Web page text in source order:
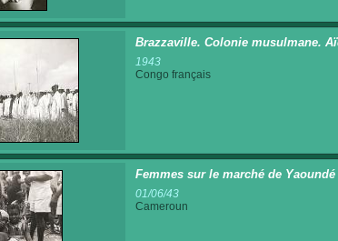
Brazzaville. Colonie musulmane.
1943
Congo français
Femmes sur le marché de Yaoundé
01/06/43
Cameroun